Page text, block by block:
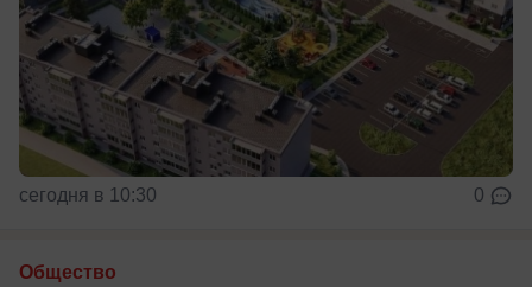
сегодня в 10:30 0
Общество